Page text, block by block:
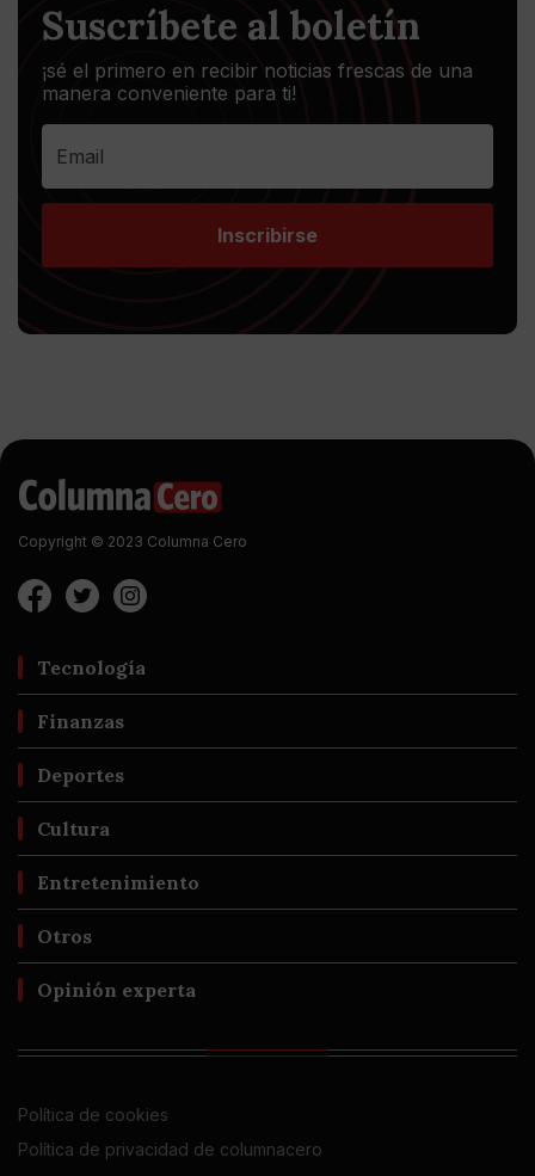
Suscríbete al boletín
¡sé el primero en recibir noticias frescas de una
manera conveniente para ti!
Inscribirse
Copyright © 2023 Columna Cero
Tecnología
Finanzas
Deportes
Cultura
Entretenimiento
Otros
Opinión experta
Política de cookies
Política de privacidad de columnacero